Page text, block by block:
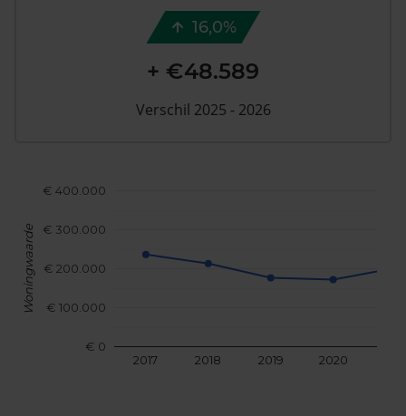
2017 2018 2019 2020
€ 0
€ 100.000
€ 200.000
€ 300.000
€ 400.000
Woningwaarde
16,0%
+ €48.589
Verschil 2025 - 2026